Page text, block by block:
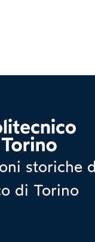
storiche
di Torino